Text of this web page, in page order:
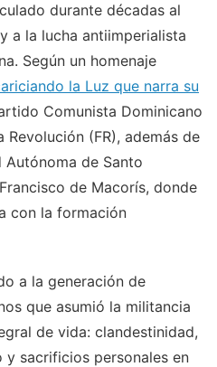
durante décadas al
a la lucha antiimperialista
Según un homenaje
la Luz que narra su
Comunista Dominicano
Revolución (FR), además de
de Santo
de Macorís, donde
con la formación
a la generación de
que asumió la militancia
de vida: clandestinidad,
y sacrificios personales en